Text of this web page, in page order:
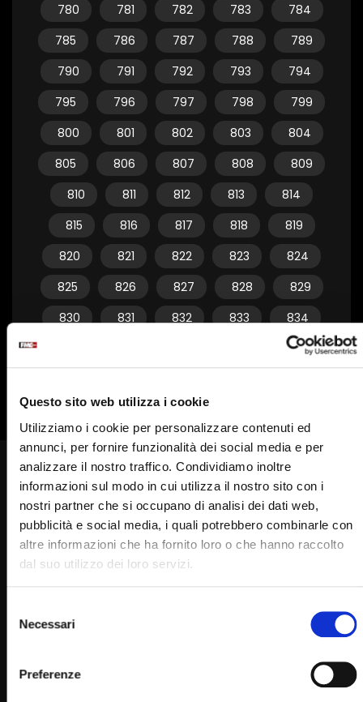
Questo sito web utilizza i cookie
Utilizziamo i cookie per personalizzare contenuti ed
annunci, per fornire funzionalità dei social media e per
analizzare il nostro traffico. Condividiamo inoltre
informazioni sul modo in cui utilizza il nostro sito con i
nostri partner che si occupano di analisi dei dati web,
pubblicità e social media, i quali potrebbero combinarle con
altre informazioni che ha fornito loro o che hanno raccolto
dal suo utilizzo dei loro servizi.
delNecessari
Preferenze
780
781 782 783
784
785
786 787 788
789
790
791 792 793
794
795
796 797 798
799
800
801 802 803
804
805
806 807 808
809
810
811 812 813
814
815
816 817 818
819
820
821 822 823
824
825
826 827 828
829
830
831 832 833
834
839
Padre Pio era al mio fianco
durante la TAC
0 1.5K
La storia di Beppino